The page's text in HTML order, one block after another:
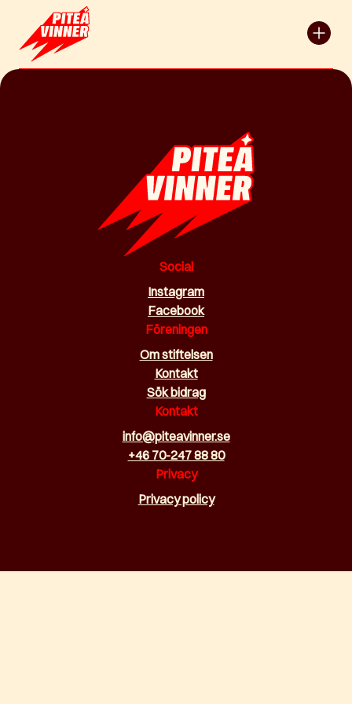
Social
Instagram
Facebook
Föreningen
Om stiftelsen
Kontakt
Sök bidrag
Kontakt
info@piteavinner.se
+46 70-247 88 80
Privacy
Privacy policy